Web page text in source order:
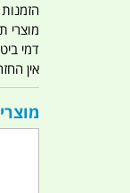
מוצרי
דמי ביטול
אין